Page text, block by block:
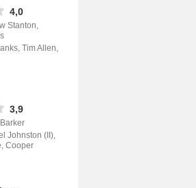
4,0
Stanton,
Tim Allen,
3,9
Johnston (II),
Cooper